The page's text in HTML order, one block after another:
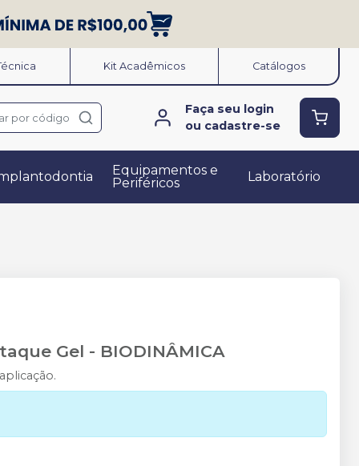
Kit Acadêmicos Catálogos
por código
Faça seu login
ou cadastre-se
Equipamentos e
Periféricos
Laboratório
Gel - BIODINÂMICA